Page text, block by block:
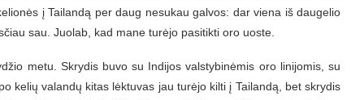
į Tailandą per daug nesukau galvos: dar viena iš daugelio
sau. Juolab, kad mane turėjo pasitikti oro uoste.
metu. Skrydis buvo su Indijos valstybinėmis oro linijomis, su
kelių valandų kitas lėktuvas jau turėjo kilti į Tailandą, bet skrydis